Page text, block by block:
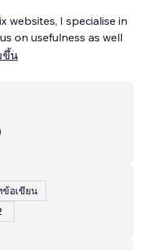
websites, I specialise in
on usefulness as well
ขึ้น
ข้อเขียน